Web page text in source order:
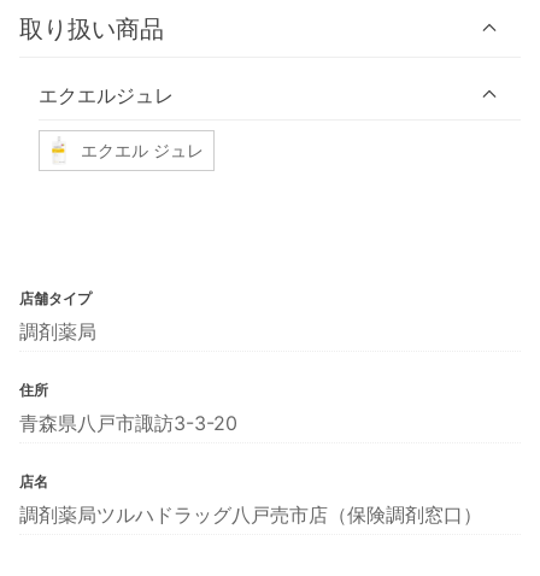
取り扱い商品
エクエルジュレ
エクエル ジュレ
店舗タイプ
調剤薬局
住所
青森県八戸市諏訪3-3-20
店名
調剤薬局ツルハドラッグ八戸売市店（保険調剤窓口）